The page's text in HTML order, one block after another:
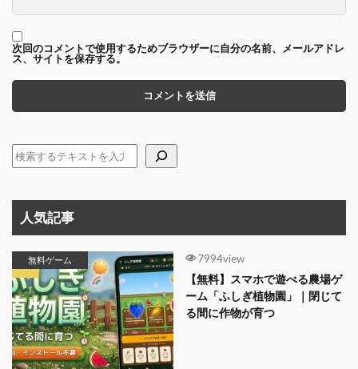
次回のコメントで使用するためブラウザーに自分の名前、メールアドレ
ス、サイトを保存する。
人気記事
無料ゲーム 7994view
【無料】スマホで遊べる農場ゲ
ーム「ふしぎ植物園」｜閉じて
る間に作物が育つ